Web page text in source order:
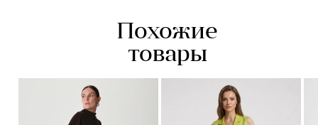
Похожие
товары